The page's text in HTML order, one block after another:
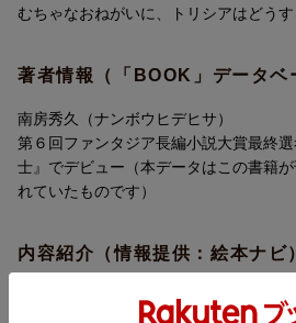
むちゃなおねがいに、トリシアはどうす
著者情報（「BOOK」データベ
南房秀久（ナンボウヒデヒサ）
第６回ファンタジア長編小説大賞最終
士』でデビュー（本データはこの書籍
れていたものです）
内容紹介（情報提供：絵本ナビ